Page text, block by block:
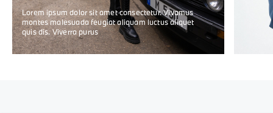
Lorem ipsum dolor sit amet consectetur. Vivamus
montes malesuada feugiat aliquam luctus aliquet
quis dis. Viverra purus